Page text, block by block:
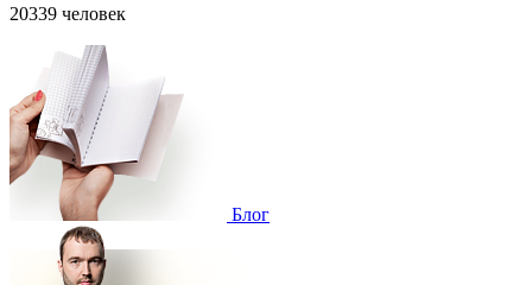
20339 человек
Блог